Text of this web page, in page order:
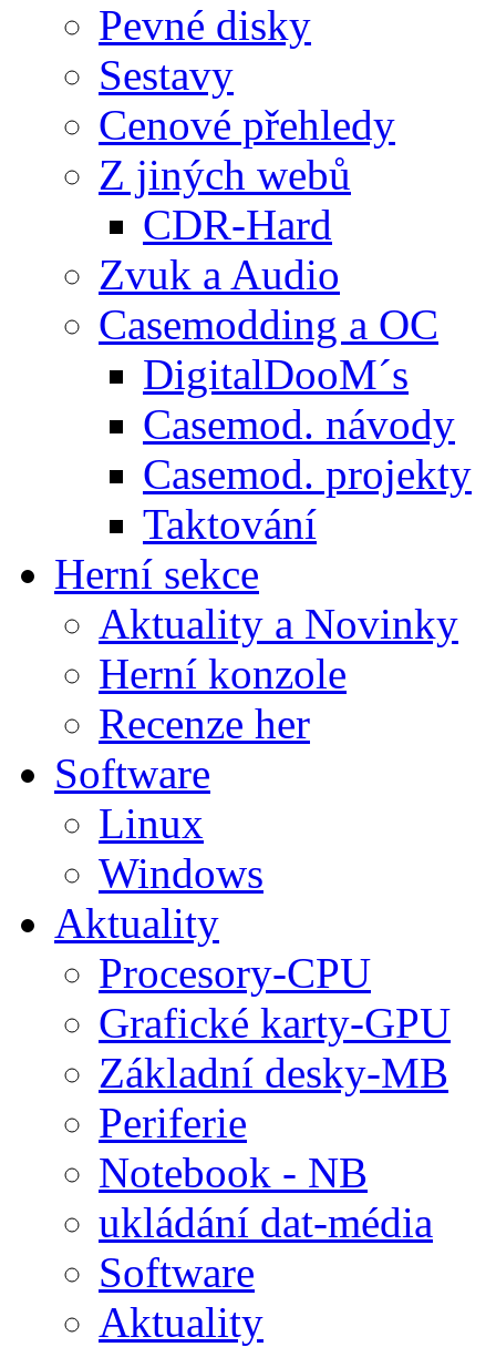
Pevné disky
Sestavy
Cenové přehledy
Z jiných webů
CDR-Hard
Zvuk a Audio
Casemodding a OC
DigitalDooM´s
Casemod. návody
Casemod. projekty
Taktování
Herní sekce
Aktuality a Novinky
Herní konzole
Recenze her
Software
Linux
Windows
Aktuality
Procesory-CPU
Grafické karty-GPU
Základní desky-MB
Periferie
Notebook - NB
ukládání dat-média
Software
Aktuality